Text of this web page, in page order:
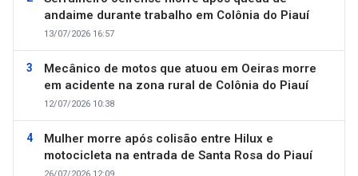
andaime durante trabalho em Colônia do Piauí
13/07/2026 16:57
Mecânico de motos que atuou em Oeiras morre
em acidente na zona rural de Colônia do Piauí
12/07/2026 10:38
Mulher morre após colisão entre Hilux e
motocicleta na entrada de Santa Rosa do Piauí